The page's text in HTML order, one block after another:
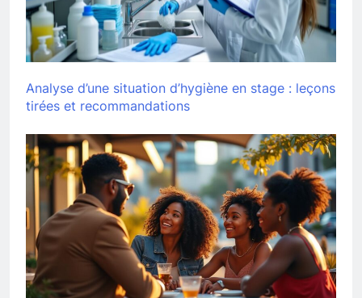
Analyse d’une situation d’hygiène en stage : leçons
tirées et recommandations